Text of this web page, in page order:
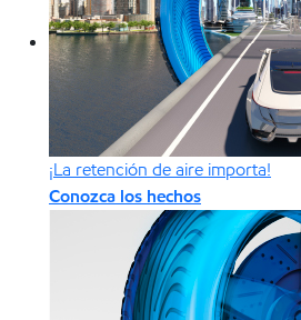
¡La retención de aire importa!
Conozca los hechos